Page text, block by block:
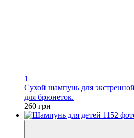
1
Сухой шампунь для
для брюнеток.
260 грн